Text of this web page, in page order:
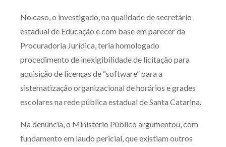
No caso, o investigado, na qualidade de secretário
estadual de Educação e com base em parecer da
Procuradoria Jurídica, teria homologado
procedimento de inexigibilidade de licitação para
aquisição de licenças de “software” para a
sistematização organizacional de horários e grades
escolares na rede pública estadual de Santa Catarina.
Na denúncia, o Ministério Público argumentou, com
fundamento em laudo pericial, que existiam outros